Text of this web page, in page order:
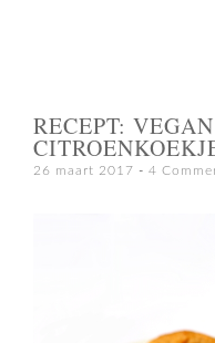
RECEPT:
26 maart 2017 4